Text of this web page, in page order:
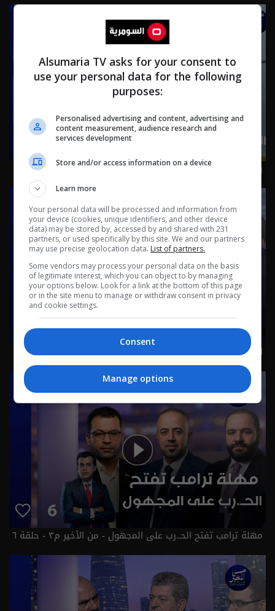
رئيس تحالف العزم المهندس مثنى السامرائي - حلقة ٨ |
الاطار يستنكر في جنح الليل..والعالم يعد الدقائق - من الأخير
م٣ - حلقة ٧ | الموسم 3
مهلة ترامب تفتح الحـ.رب على المجهول - من الأخير م٣ - حلقة ٦
| الموسم 3
Alsumaria TV asks for your consent to
use your personal data for the following
purposes:
Personalised advertising and content, advertising and
content measurement, audience research and
services development
Store and/or access information on a device
Learn more
Your personal data will be processed and information from
your device (cookies, unique identifiers, and other device
data) may be stored by, accessed by and shared with 231
partners, or used specifically by this site. We and our partners
may use precise geolocation data. List of partners.
Some vendors may process your personal data on the basis
of legitimate interest, which you can object to by managing
your options below. Look for a link at the bottom of this page
or in the site menu to manage or withdraw consent in privacy
and cookie settings.
Consent
Manage options